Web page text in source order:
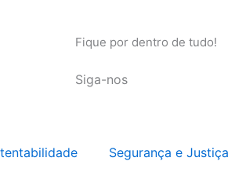
Fique por dentro de tudo!
Siga-nos
Segurança e Justiça